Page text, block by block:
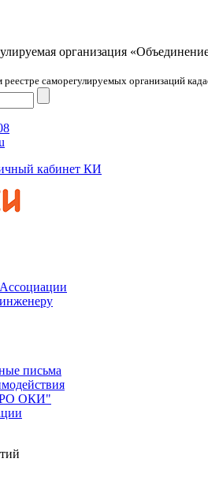
организация
саморегулируемых организаций
кабинет КИ
письма
ОКИ"